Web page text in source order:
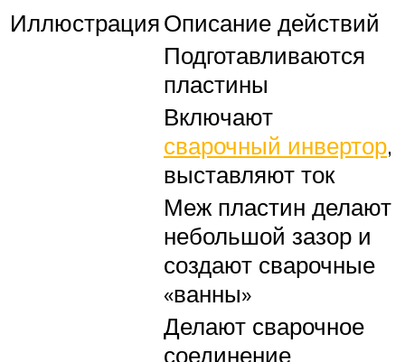
ИллюстрацияОписание действий
Подготавливаются
пластины
Включают
сварочный инвертор,
выставляют ток
Меж пластин делают
небольшой зазор и
создают сварочные
«ванны»
Делают сварочное
соединение